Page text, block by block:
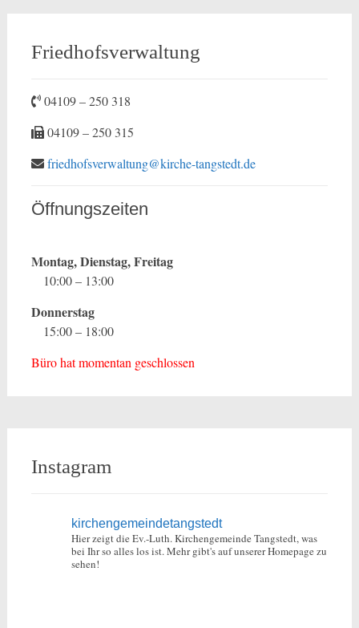
Friedhofsverwaltung
04109 – 250 318
04109 – 250 315
friedhofsverwaltung@kirche-tangstedt.de
Öffnungszeiten
Montag, Dienstag, Freitag
10:00 – 13:00
Donnerstag
15:00 – 18:00
Büro hat momentan geschlossen
Instagram
kirchengemeindetangstedt
Hier zeigt die Ev.-Luth. Kirchengemeinde Tangstedt, was
bei Ihr so alles los ist.Mehr gibt's auf unserer Homepage zu
sehen!